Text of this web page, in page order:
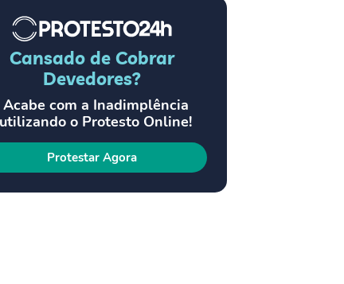
Cansado de Cobrar
Devedores?
Acabe com a Inadimplência
utilizando o Protesto Online!
Protestar Agora